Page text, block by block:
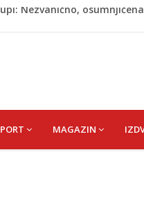
Senija – Sena
obilježavanja godišnjice:
sinu"
Nezvanično,
MAGAZIN